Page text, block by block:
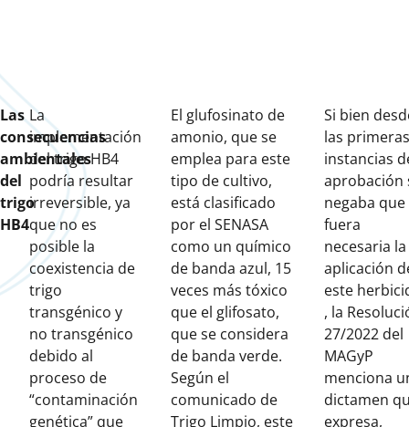
Las
consecuencias
ambientales
del
trigo
HB4
La
implementación
del trigo HB4
podría resultar
irreversible, ya
que no es
posible la
coexistencia de
trigo
transgénico y
no transgénico
debido al
proceso de
“contaminación
genética” que
El glufosinato de
amonio, que se
emplea para este
tipo de cultivo,
está clasificado
por el SENASA
como un químico
de banda azul, 15
veces más tóxico
que el glifosato,
que se considera
de banda verde.
Según el
comunicado de
Trigo Limpio, este
Si bien
las primeras
instancias
aprobación
negaba que
fuera
necesaria la
aplicación
este
, la
27/2022 del
MAGyP
menciona
dictamen
expresa,